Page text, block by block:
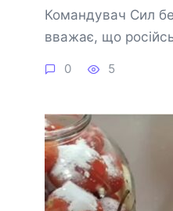
Командувач Сил
вважає, що
0 5